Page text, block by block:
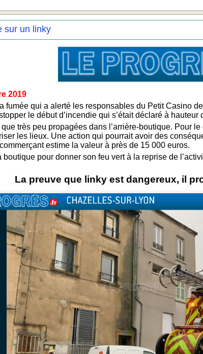
sur un linky
2019
fumée qui a alerté les responsables du Petit Casino
le début d’incendie qui s’était déclaré à hauteur
très peu propagées dans l’arrière-boutique. Pour
les lieux. Une action qui pourrait avoir des
estime la valeur à près de 15 000 euros.
boutique pour donner son feu vert à la reprise de
La preuve que linky est dangereux, il